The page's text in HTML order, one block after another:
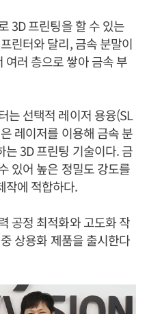
3D 프린팅을 할 수 있는
린터와 달리, 금속 분말이
여러 층으로 쌓아 금속 부
는 선택적 레이저 용융(SL
레이저를 이용해 금속 분
3D 프린팅 기술이다. 금
있어 높은 정밀도 강도를
작에 적합하다.
공정 최적화와 고도화 작
상용화 제품을 출시한다